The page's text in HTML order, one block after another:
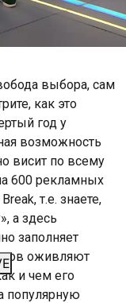
выбора, сам
как это
год у
возможность
висит по всему
600 рекламных
т.е. знаете,
а здесь
заполняет
оживляют
и чем его
популярную